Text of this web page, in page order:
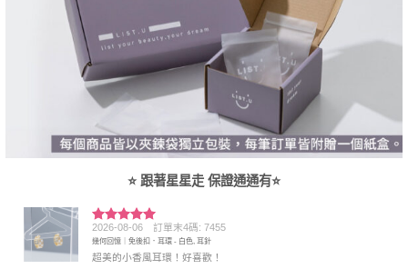
⭐ 跟著星星走 保證通通有⭐
評分5 滿
分 5
2026-08-06 訂單末4碼: 7455
幾何回憶｜免後扣．耳環 - 白色, 耳針
超美的小香風耳環！好喜歡！